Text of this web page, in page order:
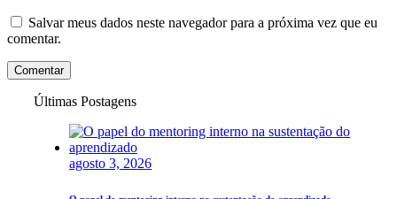
Salvar meus dados neste navegador para a próxima vez que eu
comentar.
Comentar
Últimas Postagens
agosto 3, 2026